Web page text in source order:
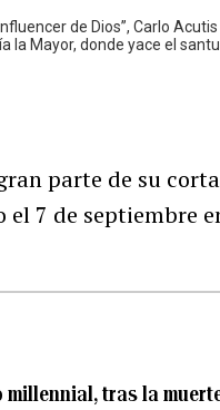
de Dios”, Carlo
la Mayor, donde yace el
parte de su
7 de septiembre
tras la